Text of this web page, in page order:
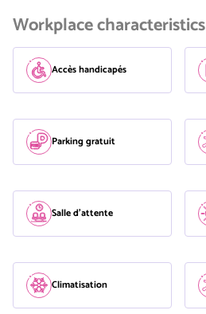
Workplace characteristics
Accès handicapés
Parking gratuit
Salle d'attente
Climatisation